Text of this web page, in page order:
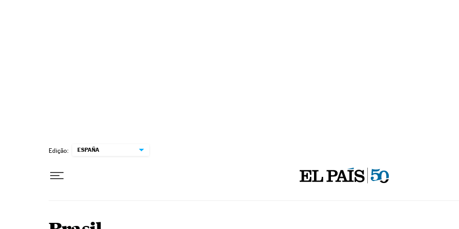
Edição: ESPAÑA